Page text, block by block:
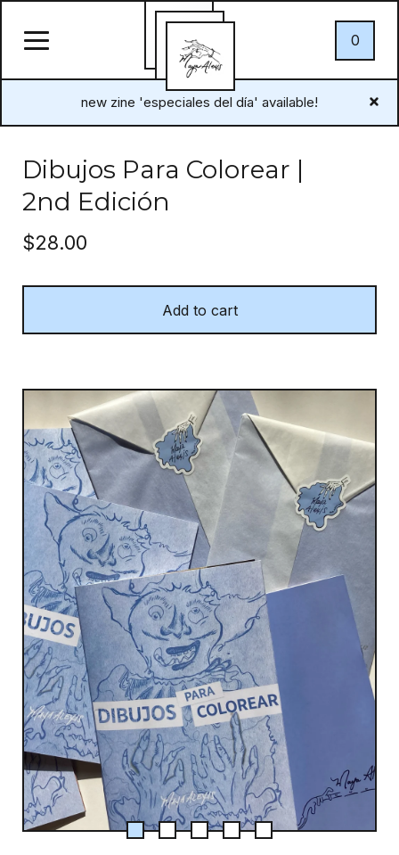
0
new zine 'especiales del día' available!
Dibujos Para Colorear |
2nd Edición
$28.00
Add to cart